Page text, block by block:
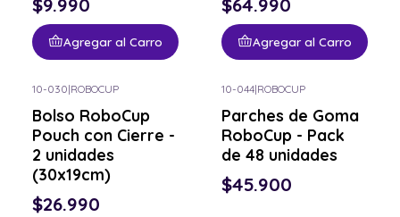
Agregar al Carro Agregar al Carro
10-030|ROBOCUP
Bolso RoboCup
Pouch con Cierre -
2 unidades
(30x19cm)
$26.990
10-044|ROBOCUP
Parches de Goma
RoboCup - Pack
de 48 unidades
$45.900